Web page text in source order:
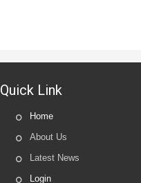
Quick Link
Home
About Us
Latest News
Login